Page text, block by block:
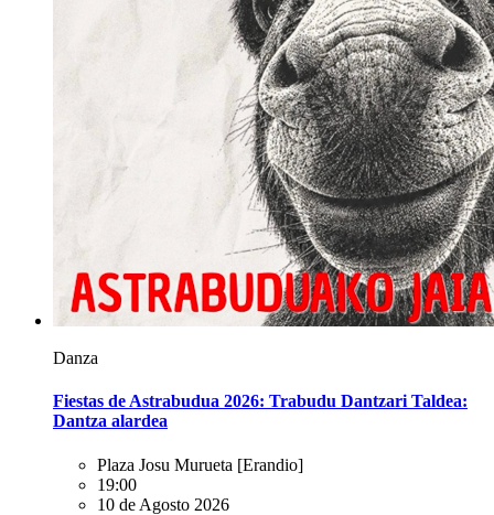
Danza
Fiestas de Astrabudua 2026: Trabudu Dantzari Taldea:
Dantza alardea
Plaza Josu Murueta [Erandio]
19:00
10 de Agosto 2026